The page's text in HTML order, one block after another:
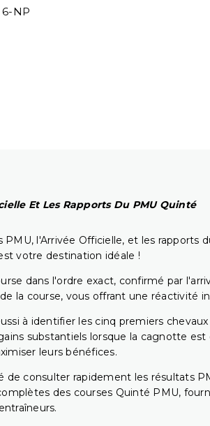
6-NP
Et Les Rapports Du PMU Quinté
l'Arrivée Officielle, et les rapports
votre destination idéale !
dans l'ordre exact, confirmé par
la course, vous offrant une réactivité
à identifier les cinq premiers
substantiels lorsque la cagnotte
leurs bénéfices.
de consulter rapidement les résultats
des courses Quinté PMU,